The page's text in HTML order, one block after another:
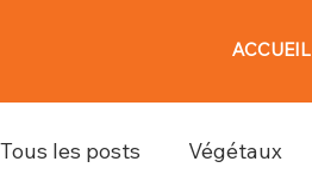
ACCUEIL
Tous les posts Végétaux